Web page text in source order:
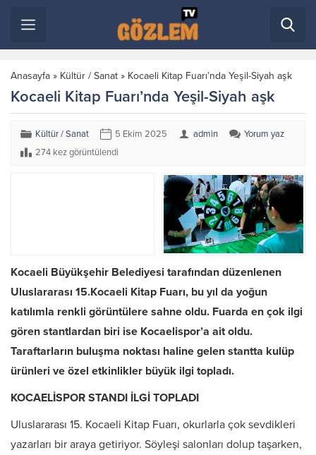
Anasayfa » Kültür / Sanat » Kocaeli Kitap Fuarı’nda Yeşil-Siyah aşk
Kocaeli Kitap Fuarı’nda Yeşil-Siyah aşk
Kültür / Sanat 5 Ekim 2025 admin
Yorum yaz
274 kez görüntülendi
Kocaeli Büyükşehir Belediyesi tarafından düzenlenen
Uluslararası 15.Kocaeli Kitap Fuarı, bu yıl da yoğun
katılımla renkli görüntülere sahne oldu. Fuarda en çok ilgi
gören stantlardan biri ise Kocaelispor’a ait oldu.
Taraftarların buluşma noktası haline gelen stantta kulüp
ürünleri ve özel etkinlikler büyük ilgi topladı.
KOCAELİSPOR STANDI İLGİ TOPLADI
Uluslararası 15. Kocaeli Kitap Fuarı, okurlarla çok sevdikleri
yazarları bir araya getiriyor. Söyleşi salonları dolup taşarken,